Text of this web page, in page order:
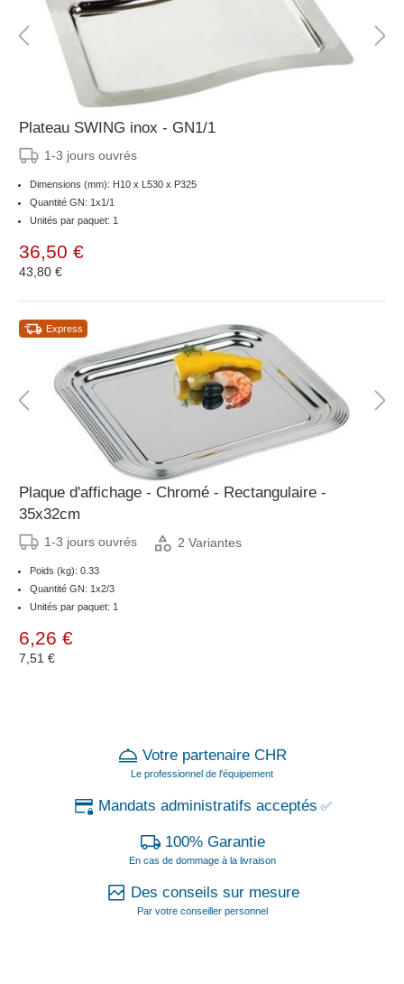
Plateau SWING inox - GN1/1
1-3 jours ouvrés
Dimensions (mm): H10 x L530 x P325
Quantité GN: 1x1/1
Unités par paquet: 1
36,50 €
43,80 €
Express
Plaque d'affichage - Chromé - Rectangulaire -
35x32cm
1-3 jours ouvrés 2 Variantes
Poids (kg): 0.33
Quantité GN: 1x2/3
Unités par paquet: 1
6,26 €
7,51 €
Votre partenaire CHR
Le professionnel de l'équipement
Mandats administratifs acceptés ✅
100% Garantie
En cas de dommage à la livraison
Des conseils sur mesure
Par votre conseiller personnel